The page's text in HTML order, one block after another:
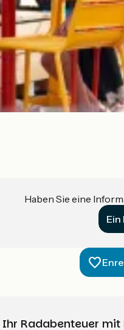
Haben Sie eine
Ein
Radabenteuer